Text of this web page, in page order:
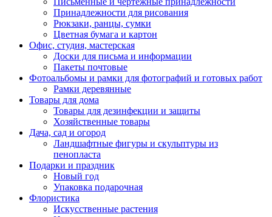
Принадлежности для рисования
Рюкзаки, ранцы, сумки
Цветная бумага и картон
Офис, студия, мастерская
Доски для письма и информации
Пакеты почтовые
Фотоальбомы и рамки для фотографий и готовых работ
Рамки деревянные
Товары для дома
Товары для дезинфекции и защиты
Хозяйственные товары
Дача, сад и огород
Ландшафтные фигуры и скульптуры из
пенопласта
Подарки и праздник
Новый год
Упаковка подарочная
Флористика
Искусственные растения